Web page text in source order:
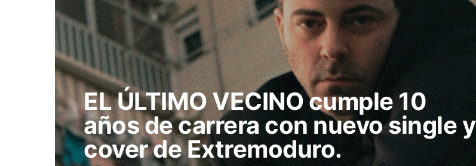
EL ÚLTIMO VECINO cumple 10
años de carrera con nuevo single y
cover de Extremoduro.